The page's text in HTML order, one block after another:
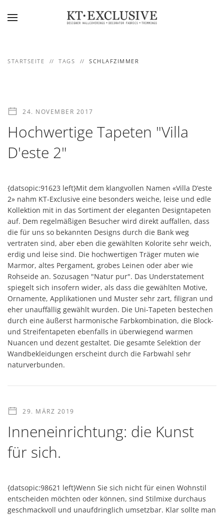
STARTSEITE TAGS SCHLAFZIMMER
24. NOVEMBER 2017
Hochwertige Tapeten "Villa
D'este 2"
{datsopic:91623 left}Mit dem klangvollen Namen «Villa D‘este
2» nahm KT-Exclusive eine besonders weiche, leise und edle
Kollektion mit in das Sortiment der eleganten Designtapeten
auf. Dem regelmäßigen Besucher wird direkt auffallen, dass
die für uns so bekannten Designs durch die Bank weg
vertraten sind, aber eben die gewählten Kolorite sehr weich,
erdig und leise sind. Die hochwertigen Träger muten wie
Marmor, altes Pergament, grobes Leinen oder aber wie
Rohseide an. Sozusagen "Natur pur". Das Understatement
spiegelt sich insofern wider, als dass die gewählten Motive,
Ornamente, Applikationen und Muster sehr zart, filigran und
eher unauffällig gewählt wurden. Die Uni-Tapeten bestechen
durch eine äußerst harmonische Farbkombination, die Block-
und Streifentapeten ebenfalls in überwiegend warmen
Nuancen und dezent gestaltet. Die gesamte Selektion der
Wandbekleidungen erscheint durch die Farbwahl sehr
naturverbunden.
29. MÄRZ 2019
Inneneinrichtung: die Kunst
für sich.
{datsopic:98621 left}Wenn Sie sich nicht für einen Wohnstil
entscheiden möchten oder können, sind Stilmixe durchaus
geschmackvoll und unaufdringlich umsetzbar. Klar sollte man